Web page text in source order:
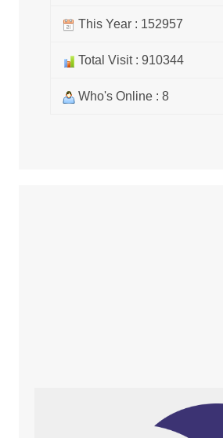
This Year : 152957
Total Visit : 910344
Who's Online : 8